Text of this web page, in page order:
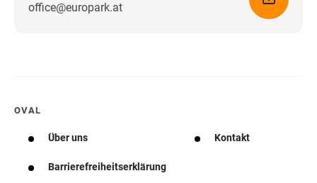
office@europark.atWegbeschreibung erhalten
OVAL
Über uns Kontakt
Barrierefreiheitserklärung